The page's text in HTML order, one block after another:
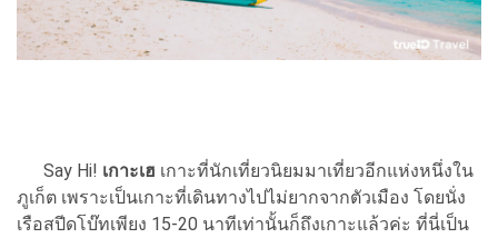
Say Hi! เกาะเฮ เกาะที่นักเที่ยวนิยมมาเที่ยวอีกแห่งหนึ่งใน
ภูเก็ต เพราะเป็นเกาะที่เดินทางไปไม่ยากจากตัวเมือง โดยนั่ง
เรือสปีดโบ๊ทเพียง 15-20 นาทีเท่านั้นก็ถึงเกาะแล้วค่ะ ที่นี่เป็น